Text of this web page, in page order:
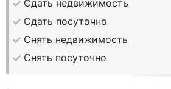
Сдать недвижимость
Сдать посуточно
Снять недвижимость
Снять посуточно